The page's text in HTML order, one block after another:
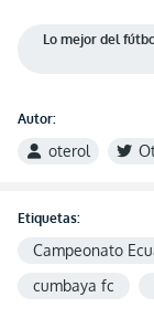
Lo mejor del
Autor:
oterol
Etiquetas:
Campeonato
cumbaya fc